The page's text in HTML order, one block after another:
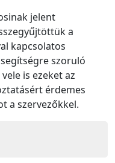
jelent
a
kapcsolatos
szoruló
is ezeket az
érdemes
a szervezőkkel.